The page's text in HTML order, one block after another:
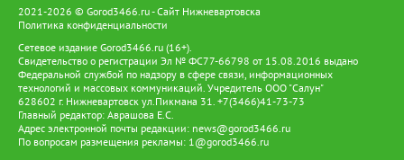
2021-2026 © Gorod3466.ru - Сайт Нижневартовска
Политика конфиденциальности
Сетевое издание Gorod3466.ru (16+).
Свидетельство о регистрации Эл № ФС77-66798 от 15.08.2016 выдано
Федеральной службой по надзору в сфере связи, информационных
технологий и массовых коммуникаций. Учредитель ООО "Салун"
628602 г. Нижневартовск ул.Пикмана 31. +7(3466)41-73-73
Главный редактор: Аврашова Е.С.
Адрес электронной почты редакции: news@gorod3466.ru
По вопросам размещения рекламы: 1@gorod3466.ru